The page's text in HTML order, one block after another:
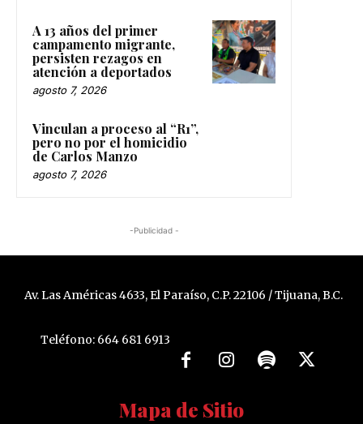
A 13 años del primer
campamento migrante,
persisten rezagos en
atención a deportados
agosto 7, 2026
Vinculan a proceso al “R1”,
pero no por el homicidio
de Carlos Manzo
agosto 7, 2026
-Publicidad -
Av. Las Américas 4633, El Paraíso, C.P. 22106 / Tijuana, B.C.
Teléfono: 664 681 6913
Mapa de Sitio